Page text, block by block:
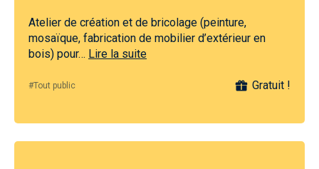
Atelier de création et de bricolage (peinture,
mosaïque, fabrication de mobilier d’extérieur en
bois) pour… Lire la suite
#Tout public Gratuit !